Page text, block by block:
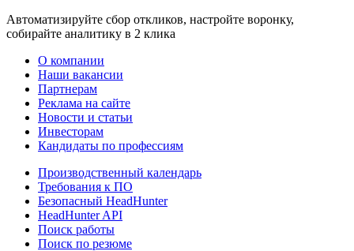
Автоматизируйте сбор откликов, настройте воронку,
собирайте аналитику в 2 клика
О компании
Наши вакансии
Партнерам
Реклама на сайте
Новости и статьи
Инвесторам
Кандидаты по профессиям
Производственный календарь
Требования к ПО
Безопасный HeadHunter
HeadHunter API
Поиск работы
Поиск по резюме